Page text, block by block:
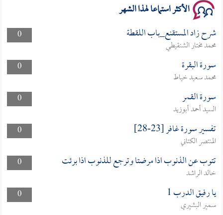
الأكثر استماعا لهذا الشهر
0 شرح زاد المستقنع_باب اللقطة
محمد مختار الشنقيطي
0
سورة البقرة
محمد سعيد خياط
0
سورة القمر
السيد أحمد أبوزيد
0
تفسير سورة غافر [23-28]
المنتصر الكتاني
0
تتوب عن الذنوب اذا مرضتا وترجع للذنوب اذا برئت
خالد الراشد
0
يا رفيق الدرب 1
سمير البشيري